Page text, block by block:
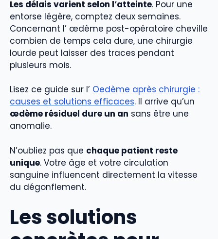
Les délais varient selon l’atteinte. Pour une
entorse légère, comptez deux semaines.
Concernant l’ œdème post-opératoire cheville
combien de temps cela dure, une chirurgie
lourde peut laisser des traces pendant
plusieurs mois.
Lisez ce guide sur l’ Oedème après chirurgie :
causes et solutions efficaces. Il arrive qu’un
œdème résiduel dure un an sans être une
anomalie.
N’oubliez pas que chaque patient reste
unique. Votre âge et votre circulation
sanguine influencent directement la vitesse
du dégonflement.
Les solutions